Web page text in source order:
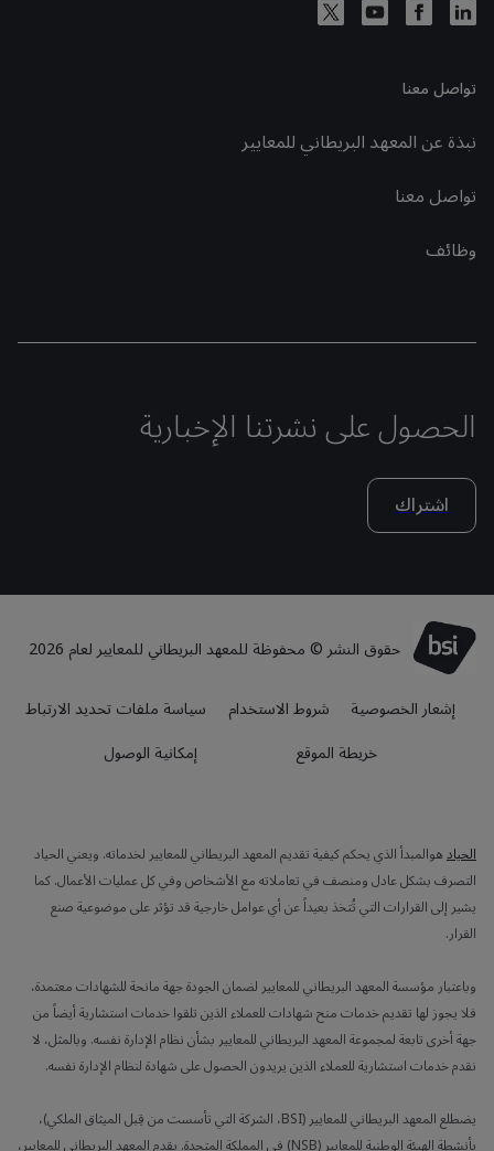
تواصل معنا
نبذة عن المعهد البريطاني للمعايير
تواصل معنا
وظائف
الحصول على نشرتنا الإخبارية
اشتراك
حقوق النشر © محفوظة للمعهد البريطاني للمعايير لعام 2026
إشعار الخصوصية
شروط الاستخدام
سياسة ملفات تحديد الارتباط
خريطة الموقع
إمكانية الوصول
الحيادهوالمبدأ الذي يحكم كيفية تقديم المعهد البريطاني للمعايير لخدماته. ويعني الحياد
التصرف بشكل عادل ومنصف في تعاملاته مع الأشخاص وفي كل عمليات الأعمال. كما
يشير إلى القرارات التي تُتخذ بعيداً عن أي عوامل خارجية قد تؤثر على موضوعية صنع
القرار.
وباعتبار مؤسسة المعهد البريطاني للمعايير لضمان الجودة جهة مانحة للشهادات معتمدة،
فلا يجوز لها تقديم خدمات منح شهادات للعملاء الذين تلقوا خدمات استشارية أيضاً من
جهة أخرى تابعة لمجموعة المعهد البريطاني للمعايير بشأن نظام الإدارة نفسه. وبالمثل، لا
نقدم خدمات استشارية للعملاء الذين يريدون الحصول على شهادة لنظام الإدارة نفسه.
يضطلع المعهد البريطاني للمعايير (BSI، الشركة التي تأسست من قِبل الميثاق الملكي)،